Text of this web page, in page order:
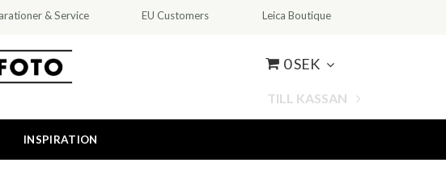
& Service EU Customers Leica Boutique
0 SEK
TILL KASSAN
INSPIRATION